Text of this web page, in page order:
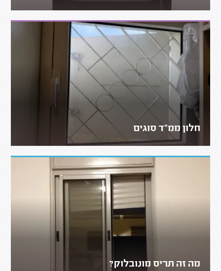
חלון ממ"ד סוגים
מה זה תריס מונובלוק?